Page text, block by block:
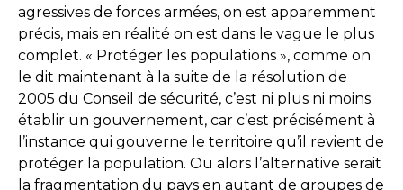
agressives de forces armées, on est apparemment
précis, mais en réalité on est dans le vague le plus
complet. « Protéger les populations », comme on
le dit maintenant à la suite de la résolution de
2005 du Conseil de sécurité, c’est ni plus ni moins
établir un gouvernement, car c’est précisément à
l’instance qui gouverne le territoire qu’il revient de
protéger la population. Ou alors l’alternative serait
la fragmentation du pays en autant de groupes de